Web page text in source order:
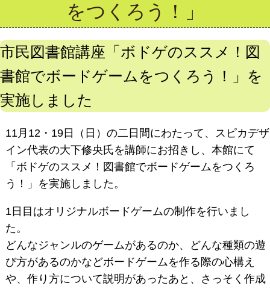
をつくろう！」
市民図書館講座「ボドゲのススメ！図
書館でボードゲームをつくろう！」を
実施しました
11月12・19日（日）の二日間にわたって、スピカデザ
イン代表の大下修央氏を講師にお招きし、本館にて
「ボドゲのススメ！図書館でボードゲームをつくろ
う！」を実施しました。
1日目はオリジナルボードゲームの制作を行いまし
た。
どんなジャンルのゲームがあるのか、どんな種類の遊
び方があるのかなどボードゲームを作る際の心構え
や、作り方について説明があったあと、さっそく作成